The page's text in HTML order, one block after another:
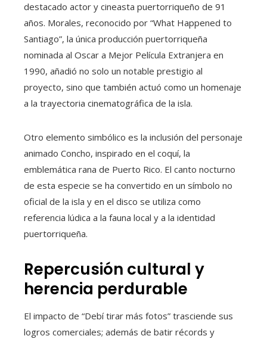
destacado actor y cineasta puertorriqueño de 91
años. Morales, reconocido por “What Happened to
Santiago”, la única producción puertorriqueña
nominada al Oscar a Mejor Película Extranjera en
1990, añadió no solo un notable prestigio al
proyecto, sino que también actuó como un homenaje
a la trayectoria cinematográfica de la isla.
Otro elemento simbólico es la inclusión del personaje
animado Concho, inspirado en el coquí, la
emblemática rana de Puerto Rico. El canto nocturno
de esta especie se ha convertido en un símbolo no
oficial de la isla y en el disco se utiliza como
referencia lúdica a la fauna local y a la identidad
puertorriqueña.
Repercusión cultural y
herencia perdurable
El impacto de “Debí tirar más fotos” trasciende sus
logros comerciales; además de batir récords y